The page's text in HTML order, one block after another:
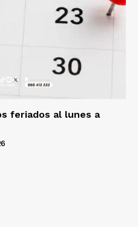
feriados al lunes a